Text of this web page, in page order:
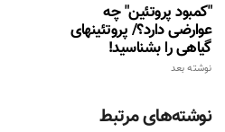
"کمبود پروتئین" چه
عوارضی دارد؟/ پروتئینهای
گیاهی را بشناسید!
نوشته بعد
نوشته‌های مرتبط